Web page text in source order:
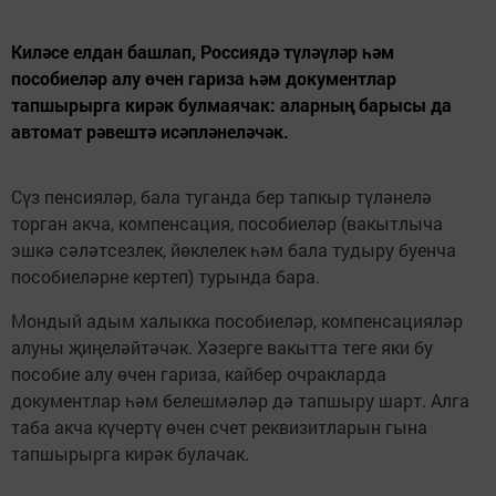
Киләсе елдан башлап, Россиядә түләүләр һәм
пособиеләр алу өчен гариза һәм документлар
тапшырырга кирәк булмаячак: аларның барысы да
автомат рәвештә исәпләнеләчәк.
Сүз пенсияләр, бала туганда бер тапкыр түләнелә
торган акча, компенсация, пособиеләр (вакытлыча
эшкә сәләтсезлек, йөклелек һәм бала тудыру буенча
пособиеләрне кертеп) турында бара.
Мондый адым халыкка пособиеләр, компенсацияләр
алуны җиңеләйтәчәк. Хәзерге вакытта теге яки бу
пособие алу өчен гариза, кайбер очракларда
документлар һәм белешмәләр дә тапшыру шарт. Алга
таба акча күчертү өчен счет реквизитларын гына
тапшырырга кирәк булачак.